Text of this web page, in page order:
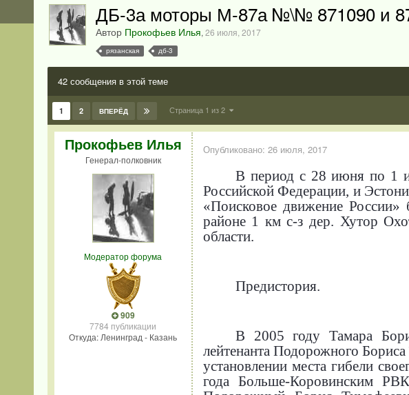
ДБ-3а моторы М-87а №\№ 871090 и
Автор Прокофьев Илья, 26 июля, 2017
рязанская дб-3
42 сообщения в этой теме
1 2 ВПЕРЁД Страница 1 из 2
Прокофьев Илья
Генерал-полковник
Модератор форума
909
7784 публикации
Откуда: Ленинград - Казань
Опубликовано: 26 июля, 2017
В период с 28 июня по 1
Российской Федерации, и
«Поисковое движение
районе 1 км с-з дер. Хутор
области.
Предистория.
В 2005 году Тамара
лейтенанта Подорожного
установлении места гибели
года Больше-Коровинским